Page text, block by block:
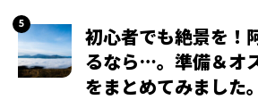
初心者でも絶景を！
るなら…。準備＆オ
をまとめてみました。